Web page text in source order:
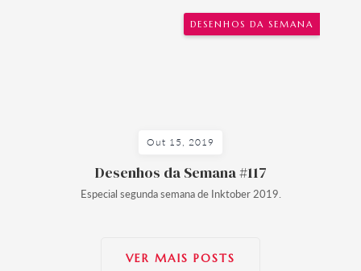
DESENHOS DA SEMANA
Out 15, 2019
Desenhos da Semana #117
Especial segunda semana de Inktober 2019.
VER MAIS POSTS